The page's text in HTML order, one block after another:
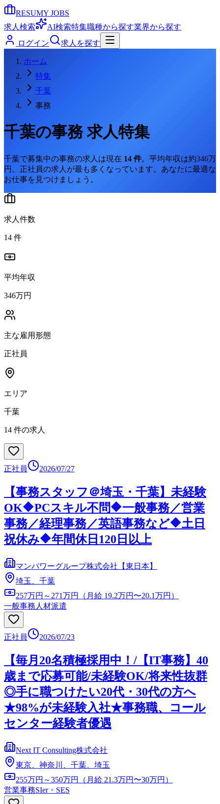
RESUMY JOBS
求人検索
AI検索特集職種から探す業界から探す
ログイン
求人を探す
ホーム
特集
千葉
事務
千葉の事務求人特集
千葉で募集中の事務の求人は現在 14 件。 平均年収は約346万
円。 正社員の求人が最も多くなっています。 あなたに最適な
お仕事を見つけましょう。
求人件数
14 件
平均年収
346万円
主な雇用形態
正社員
エリア
千葉
14 件の求人
正社員 2026/07/27
【事務スタッフ＠埼玉・千葉】未経験
OK🔶PCスキル不問🔶一般事務／営業
事務／経理事務／英語事務など🔶土日
祝休み🔶年間休日120日以上
マンパワーグループ株式会社【東日本】
埼玉、千葉
257万円～271万円（月給 19.2万円〜20.1万円）
一般事務 人材派遣
正社員 2026/07/23
【毎月20名積極採用中！/【IT事務】40
歳まで応募可能/未経験OK/将来性抜群
◎手に職つけたい20代・30代の方へ
★98%が未経験入社★事務職、コール
センター経験者優遇
Next IT Consulting株式会社
東京、神奈川、千葉、埼玉
255万円～350万円（月給 21.3万円〜30万円）
営業事務SIer・SES